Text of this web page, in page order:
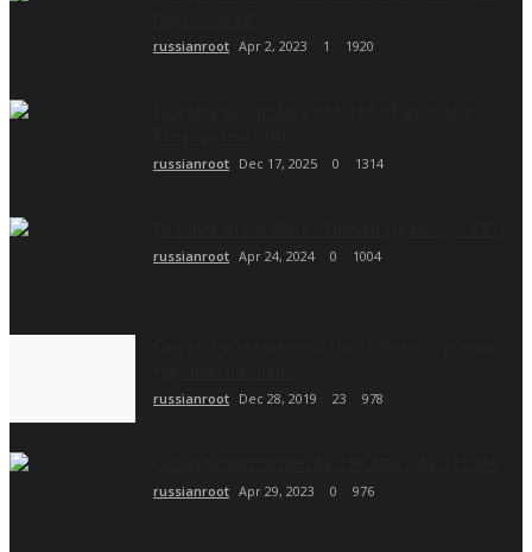
russianroot Apr 2, 2023 1 1920
russianroot Dec 17, 2025 0 1314
russianroot Apr 24, 2024 0 1004
russianroot Dec 28, 2019 23 978
russianroot Apr 29, 2023 0 976